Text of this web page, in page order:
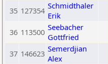
35 127354 Schmidthaler
Erik
36 113500 Seebacher
Gottfried
37 146623 Semerdjian
Alex